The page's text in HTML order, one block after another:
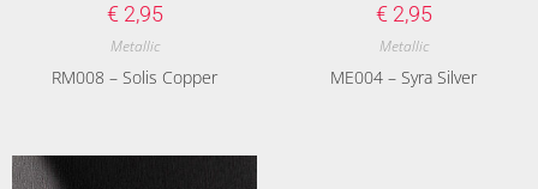
€ 2,95
Metallic
RM008 – Solis Copper
€ 2,95
Metallic
ME004 – Syra Silver